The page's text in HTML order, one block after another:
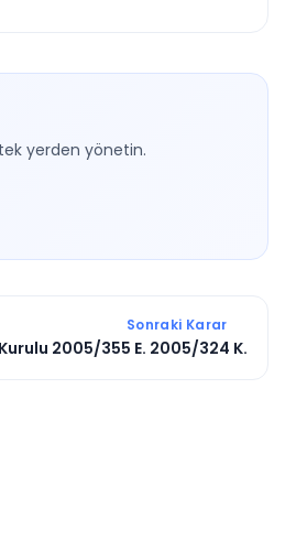
tek yerden yönetin.
Sonraki Karar
2005/355 E. 2005/324 K.